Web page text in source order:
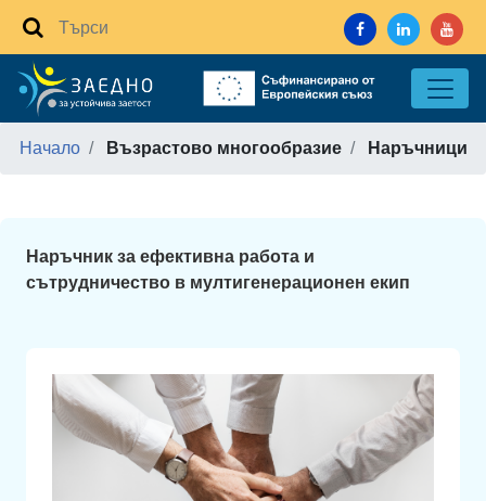
Начало Възрастово многообразие Наръчници
Наръчник за ефективна работа и
сътрудничество в мултигенерационен екип